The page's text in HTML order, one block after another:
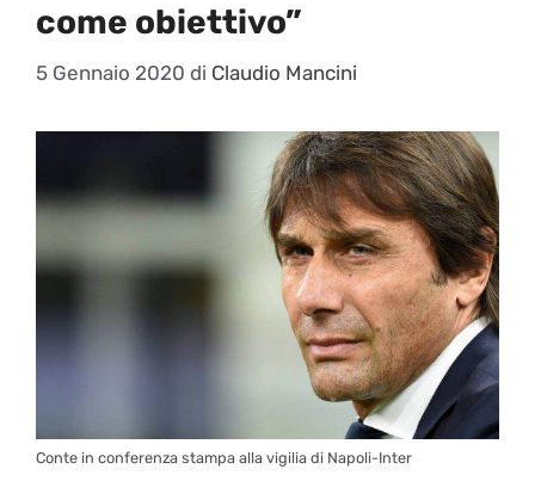
come obiettivo”
5 Gennaio 2020 di Claudio Mancini
Conte in conferenza stampa alla vigilia di Napoli-Inter